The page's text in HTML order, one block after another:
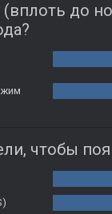
(вплоть до
чтобы